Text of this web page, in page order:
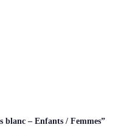
blanc – Enfants / Femmes”